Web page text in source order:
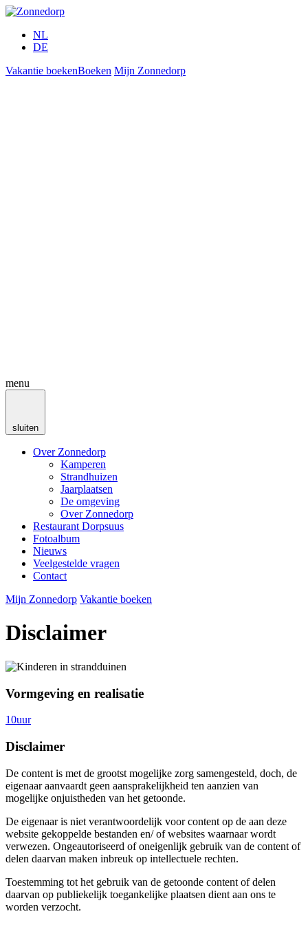
Overslaan en naar de inhoud gaan
NL
DE
Vakantie boekenBoeken Mijn Zonnedorp
menu
sluiten
Over Zonnedorp
Kamperen
Strandhuizen
Jaarplaatsen
De omgeving
Over Zonnedorp
Restaurant Dorpsuus
Fotoalbum
Nieuws
Veelgestelde vragen
Contact
Mijn Zonnedorp Vakantie boeken
Disclaimer
Vormgeving en realisatie
10uur
Disclaimer
De content is met de grootst mogelijke zorg samengesteld, doch, de
eigenaar aanvaardt geen aansprakelijkheid ten aanzien van
mogelijke onjuistheden van het getoonde.
De eigenaar is niet verantwoordelijk voor content op de aan deze
website gekoppelde bestanden en/ of websites waarnaar wordt
verwezen. Ongeautoriseerd of oneigenlijk gebruik van de content of
delen daarvan maken inbreuk op intellectuele rechten.
Toestemming tot het gebruik van de getoonde content of delen
daarvan op publiekelijk toegankelijke plaatsen dient aan ons te
worden verzocht.